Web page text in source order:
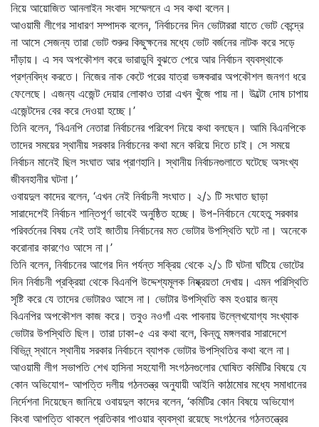
নিয়ে আয়োজিত আনলাইন সংবাদ সম্মেলনে এ সব কথা বলেন।
আওয়ামী লীগের সাধারণ সম্পাদক বলেন, ‘নির্বাচনের দিন ভোটাররা যাতে ভোট কেন্দ্রে
না আসে সেজন্য তারা ভোট শুরুর কিছুক্ষনের মধ্যে ভোট বর্জনের নাটক করে সড়ে
দাঁড়ায়। এ সব অপকৌশল করে ভারাডুবি বুঝতে পেরে আর নির্বাচন ব্যবস্থাকে
প্রশ্নবিদ্ধ করতে। নিজের নাক কেটে পরের যাত্রা ভঙ্গকরার অপকৌশল জনগণ ধরে
ফেলেছে। এজন্য এজেন্ট দেয়ার লোকাও তারা এখন খুঁজে পায় না। উল্টো দোষ চাপায়
এজেন্টদের বের করে দেওয়া হচ্ছে।’
তিনি বলেন, ‘বিএনপি নেতারা নির্বাচনের পরিবেশ নিয়ে কথা বলছেন। আমি বিএনপিকে
তাদের সময়ের স্থানীয় সরকার নির্বাচনের কথা মনে করিয়ে দিতে চাই। সে সময়ে
নির্বাচন মানেই ছিল সংঘাত আর প্রাণহানি। স্থানীয় নির্বাচনগুলাতে ঘটেছে অসংখ্য
জীবনহানীর ঘটনা।’
ওবায়দুল কাদের বলেন, ‘এখন নেই নির্বাচনী সংঘাত। ২/১ টি সংঘাত ছাড়া
সারাদেশেই নির্বাচন শান্তিপূর্ণ ভাবেই অনুষ্ঠিত হচ্ছে। উপ-নির্বাচনে যেহেতু সরকার
পরিবর্তনের বিষয় নেই তাই জাতীয় নির্বাচনের মত ভোটার উপস্থিতি ঘটে না। অনেকে
করোনার কারণেও আসে না।’
তিনি বলেন, নির্বাচনের আগের দিন পর্যন্ত সক্রিয় থেকে ২/১ টি ঘটনা ঘটিয়ে ভোটের
দিন নির্বাচনী প্রক্রিয়া থেকে বিএনপি উদ্দেশ্যমূলক নিষ্ক্রয়তা দেখায়। এমন পরিস্থিতি
সৃষ্টি করে যে তাদের ভোটারও আসে না। ভোটার উপস্থিতি কম হওয়ার জন্য
বিএনপির অপকৌশল কাজ করে। তবুও নওগাঁ এবং পাবনায় উল্লেখযোগ্য সংখ্যাক
ভোটার উপস্থিতি ছিল। তারা ঢাকা-৫ এর কথা বলে, কিন্তু মঙ্গলবার সারাদেশে
বিভিন্ন্ স্থানে স্থানীয় সরকার নির্বাচনে ব্যাপক ভোটার উপস্থিতির কথা বলে না।
আওয়ামী লীগ সভাপতি শেখ হাসিনা সহযোগী সংগঠনগুলোর ঘোষিত কমিটির বিষয়ে যে
কোন অভিযোগ- আপত্তি দলীয় গঠনতন্ত্র অনুযায়ী আইনি কাঠামোর মধ্যে সমাধানের
নির্দেশনা দিয়েছেন জানিয়ে ওবায়দুল কাদের বলেন, ‘কমিটির কোন বিষয়ে অভিযোগ
কিংবা আপত্তি থাকলে প্রতিকার পাওয়ার ব্যবস্থা রয়েছে সংগঠনের গঠনতন্ত্রের